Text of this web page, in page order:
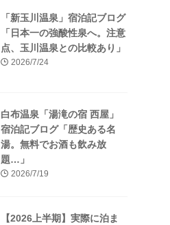
「新玉川温泉」宿泊記ブログ
「日本一の強酸性泉へ。注意
点、玉川温泉との比較あり」
2026/7/24
白布温泉「湯滝の宿 西屋」
宿泊記ブログ「歴史ある名
湯。無料でお酒も飲み放
題…」
2026/7/19
【2026上半期】実際に泊ま